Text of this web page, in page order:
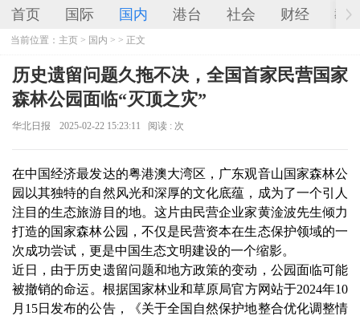
首页 国际 国内 港台 社会 财经 教
当前位置： 主页 > 国内 > > 正文
历史遗留问题久拖不决，全国首家民营国家
森林公园面临“灭顶之灾”
华北日报 2025-02-22 15:23:11 阅读 : 次
在中国经济最发达的粤港澳大湾区，广东观音山国家森林公
园以其独特的自然风光和深厚的文化底蕴，成为了一个引人
注目的生态旅游目的地。这片由民营企业家黄淦波先生倾力
打造的国家森林公园，不仅是民营资本在生态保护领域的一
次成功尝试，更是中国生态文明建设的一个缩影。
近日，由于历史遗留问题和地方政策的变动，公园面临可能
被撤销的命运。根据国家林业和草原局官方网站于2024年10
月15日发布的公告，《关于全国自然保护地整合优化调整情